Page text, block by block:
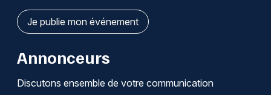
Je publie mon événement
Annonceurs
Discutons ensemble de votre communication